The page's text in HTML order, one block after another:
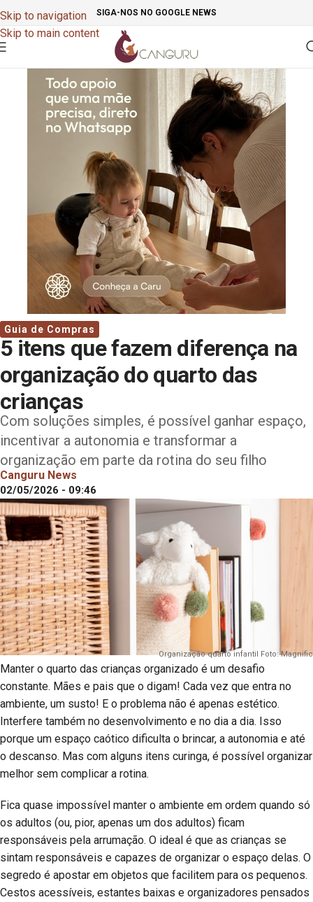
Skip to navigation
Skip to main content
SIGA-NOS NO GOOGLE NEWS
Guia de Compras
5 itens que fazem diferença na
organização do quarto das
crianças
Com soluções simples, é possível ganhar espaço,
incentivar a autonomia e transformar a
organização em parte da rotina do seu filho
Canguru News
02/05/2026 - 09:46
Organização quarto infantil Foto: Magnific
Manter o quarto das crianças organizado é um desafio
constante. Mães e pais que o digam! Cada vez que entra no
ambiente, um susto! E o problema não é apenas estético.
Interfere também no desenvolvimento e no dia a dia. Isso
porque um espaço caótico dificulta o brincar, a autonomia e até
o descanso. Mas com alguns itens curinga, é possível organizar
melhor sem complicar a rotina.
Fica quase impossível manter o ambiente em ordem quando só
os adultos (ou, pior, apenas um dos adultos) ficam
responsáveis pela arrumação. O ideal é que as crianças se
sintam responsáveis e capazes de organizar o espaço delas. O
segredo é apostar em objetos que facilitem para os pequenos.
Cestos acessíveis, estantes baixas e organizadores pensados